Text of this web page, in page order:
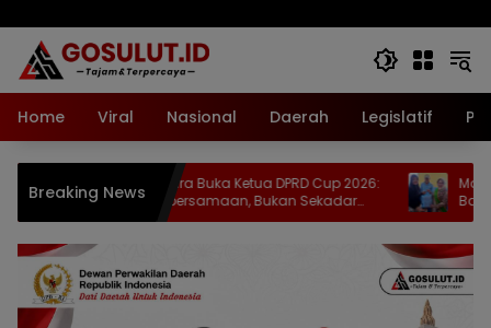
Home Viral Nasional Daerah Legislatif
Breaking News
Zulfikar Usira Buka Ketua DPRD Cup 2026:
Ajang Kebersamaan, Bukan Sekadar
Cari Juara
Maryam
Bagikan
Stunting di